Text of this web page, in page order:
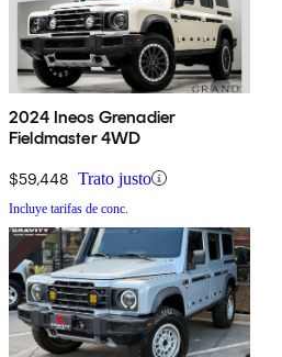
2024 Ineos Grenadier
Fieldmaster 4WD
$59,448 Trato justo
Incluye tarifas de conc.